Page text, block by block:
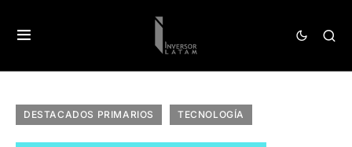
DESTACADOS PRIMARIOS TECNOLOGÍA